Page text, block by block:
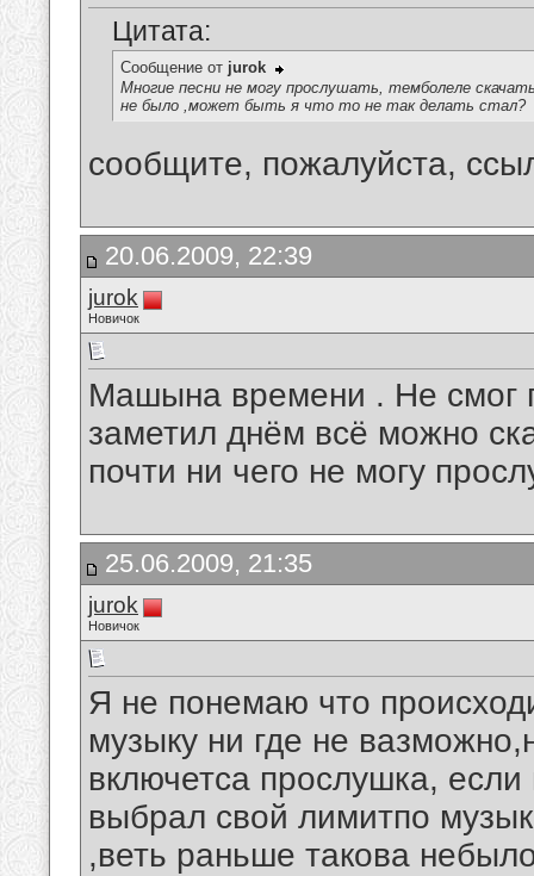
Цитата:
Сообщение от jurok
Многие песни не могу прослушать, темболеле
не было ,может быть я что то не так делать стал?
сообщите, пожалуйста,
20.06.2009, 22:39
jurok
Новичок
Машына времени . Не смог
заметил днём всё можно
почти ни чего не могу
25.06.2009, 21:35
jurok
Новичок
Я не понемаю что
музыку ни где не
включетса прослушка,
выбрал свой лимитпо
,веть раньше такова